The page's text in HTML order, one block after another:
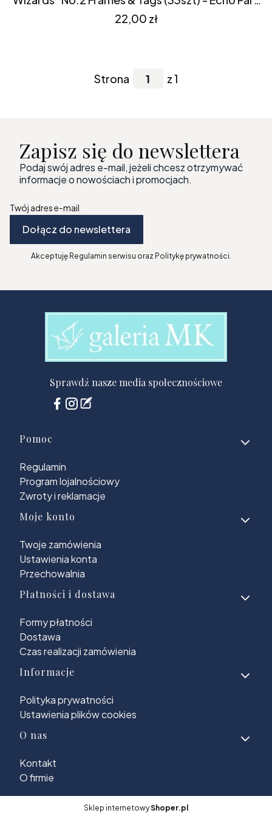
(WIW247025)
Cena
22,00 zł
Strona z 1
Zapisz się do newslettera
Podaj swój adres e-mail, jeżeli chcesz otrzymywać
informacje o nowościach i promocjach.
Twój adres e-mail
Dołącz do newslettera
Akceptuję Regulamin serwisu oraz Politykę prywatności.
Sprawdź nasze media społecznościowe
Linki w stopce
Pomoc
Regulamin
Program lojalnościowy
Zwroty i reklamacje
Moje konto
Twoje zamówienia
Ustawienia konta
Przechowalnia
Płatności i dostawa
Formy płatności
Dostawa
Czas realizacji zamówienia
Informacje
Polityka prywatności
Ustawienia plików cookies
O nas
Kontakt
O firmie
Sklep internetowyShoper.pl